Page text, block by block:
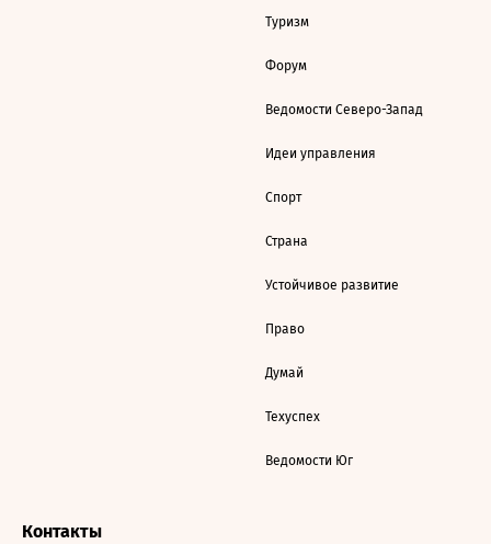
Туризм
Форум
Ведомости Северо-Запад
Идеи управления
Спорт
Страна
Устойчивое развитие
Право
Думай
Техуспех
Ведомости Юг
Контакты